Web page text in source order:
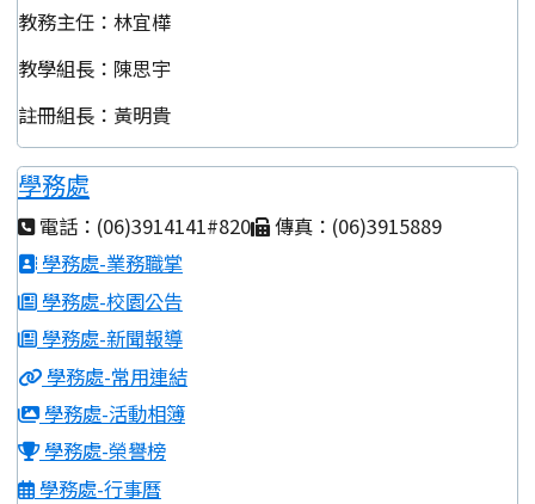
教務主任：林宜樺
教學組長：陳思宇
註冊組長：黃明貴
學務處
電話：(06)3914141#820
傳真：(06)3915889
學務處-業務職掌
學務處-校園公告
學務處-新聞報導
學務處-常用連結
學務處-活動相簿
學務處-榮譽榜
學務處-行事曆